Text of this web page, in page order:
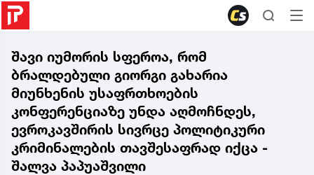
შავი იუმორის სფეროა, რომ
ბრალდებული გიორგი გახარია
მიუნხენის უსაფრთხოების
კონფერენციაზე უნდა აღმოჩნდეს,
ევროკავშირის სივრცე პოლიტიკური
კრიმინალების თავშესაფრად იქცა -
შალვა პაპუაშვილი